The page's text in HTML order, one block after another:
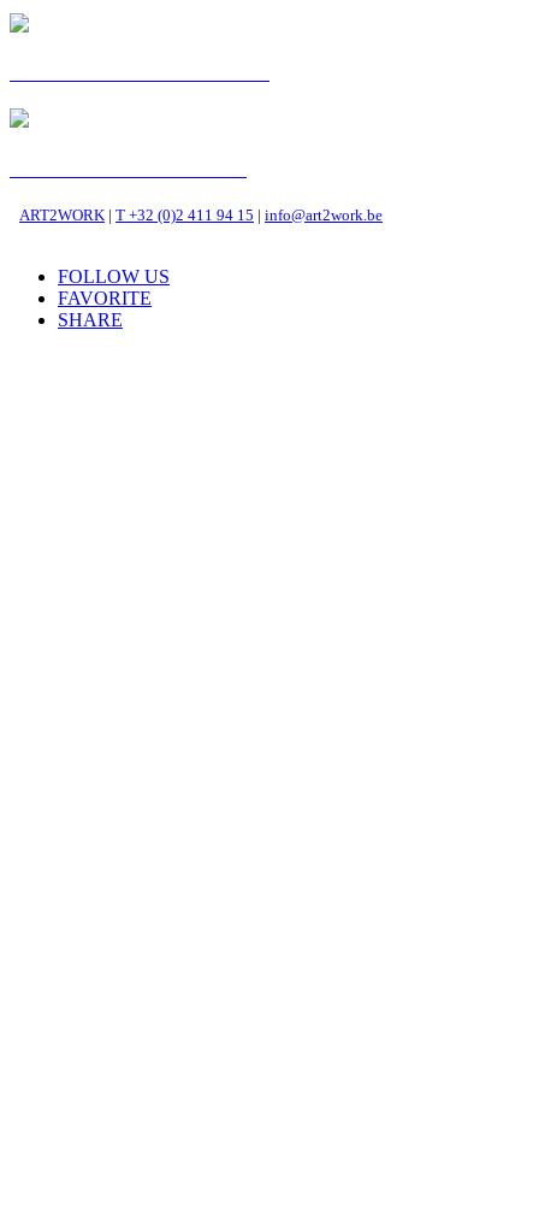
ART2WORK | T +32 (0)2 411 94 15 | info@art2work.be
FOLLOW US
FAVORITE
SHARE